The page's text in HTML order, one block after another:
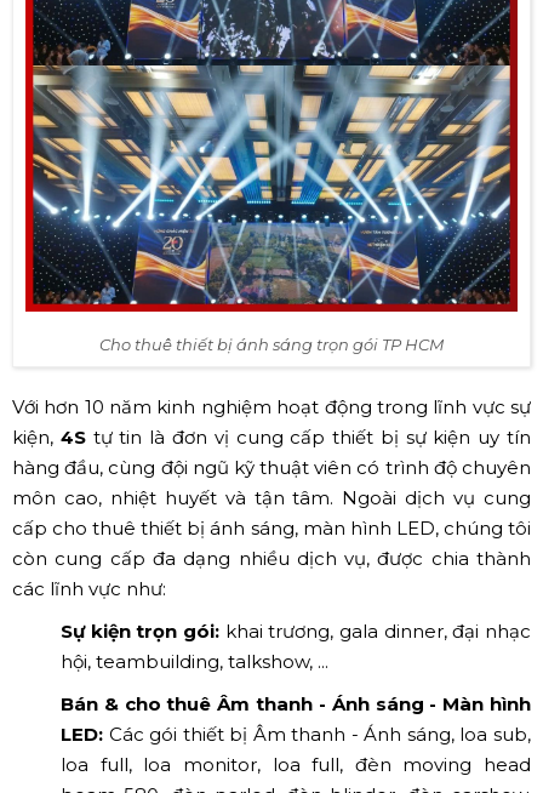
Cho thuê thiết bị ánh sáng trọn gói TP HCM
Với hơn 10 năm kinh nghiệm hoạt động trong lĩnh vực sự
kiện, 4Stự tin là đơn vị cung cấp thiết bị sự kiện uy tín
hàng đầu, cùng đội ngũ kỹ thuật viên có trình độ chuyên
môn cao, nhiệt huyết và tận tâm. Ngoài dịch vụ cung
cấp cho thuê thiết bị ánh sáng, màn hình LED, chúng tôi
còn cung cấp đa dạng nhiều dịch vụ, được chia thành
các lĩnh vực như:
Sự kiện trọn gói: khai trương, gala dinner, đại nhạc
hội, teambuilding, talkshow, ...
Bán & cho thuê Âm thanh - Ánh sáng - Màn hình
LED: Các gói thiết bị Âm thanh - Ánh sáng, loa sub,
loa full, loa monitor, loa full, đèn moving head